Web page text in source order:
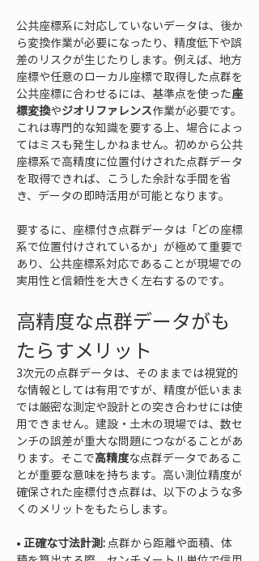
公共座標系に対応していないデータは、後か
ら変換作業が必要になったり、精度低下や誤
差のリスクが生じたりします。例えば、地方
座標や任意のローカル座標で取得した点群を
公共座標に合わせるには、基準点を使った座
標変換やジオリファレンス作業が必要です。
これは専門的な知識を要する上、場合によっ
てはミスも発生しかねません。初めから公共
座標系で高精度に位置付けされた点群データ
を取得できれば、こうした余計な手間を省
き、データの即時活用が可能となります。
要するに、座標付き点群データは「どの座標
系で位置付けされているか」が極めて重要で
あり、公共座標系対応であることが現場での
実用性と信頼性を大きく左右するのです。
高精度な点群データがも
たらすメリット
3次元の点群データは、そのままでは視覚的
な情報としては有用ですが、精度が低いまま
では厳密な測定や設計との突き合わせには使
用できません。建設・土木の現場では、数セ
ンチの誤差が重大な問題につながることがあ
ります。そこで高精度な点群データであるこ
とが重要な意味を持ちます。高い測位精度が
確保された座標付き点群は、以下のような多
くのメリットをもたらします。
• 正確な寸法計測: 点群から距離や面積、体